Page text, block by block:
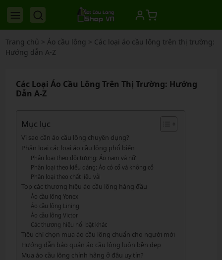
Trang chủ > Áo cầu lông > Các loại áo cầu lông trên thị trường:
Hướng dẫn A-Z
Các Loại Áo Cầu Lông Trên Thị Trường: Hướng
Dẫn A-Z
Mục lục
Vì sao cần áo cầu lông chuyên dụng?
Phân loại các loại áo cầu lông phổ biến
Phân loại theo đối tượng: Áo nam và nữ
Phân loại theo kiểu dáng: Áo có cổ và không cổ
Phân loại theo chất liệu vải
Top các thương hiệu áo cầu lông hàng đầu
Áo cầu lông Yonex
Áo cầu lông Lining
Áo cầu lông Victor
Các thương hiệu nổi bật khác
Tiêu chí chọn mua áo cầu lông chuẩn cho người mới
Hướng dẫn bảo quản áo cầu lông luôn bền đẹp
Mua áo cầu lông chính hãng ở đâu uy tín?